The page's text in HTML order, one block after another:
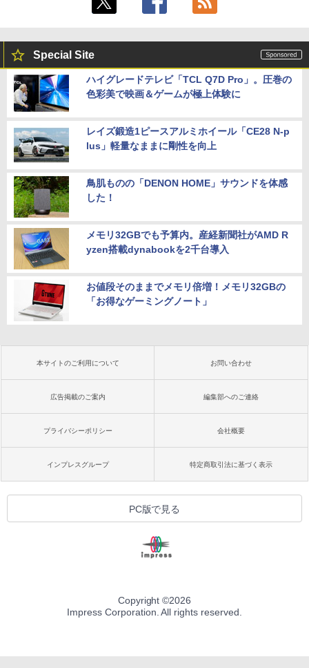
Special Site
ハイグレードテレビ「TCL Q7D Pro」。圧巻の
色彩美で映画＆ゲームが極上体験に
レイズ鍛造1ピースアルミホイール「CE28 N-p
lus」軽量なままに剛性を向上
鳥肌ものの「DENON HOME」サウンドを体感
した！
メモリ32GBでも予算内。産経新聞社がAMD R
yzen搭載dynabookを2千台導入
お値段そのままでメモリ倍増！メモリ32GBの
「お得なゲーミングノート」
本サイトのご利用について お問い合わせ
広告掲載のご案内 編集部へのご連絡
プライバシーポリシー 会社概要
インプレスグループ 特定商取引法に基づく表示
PC版で見る
Copyright ©2026
Impress Corporation. All rights reserved.